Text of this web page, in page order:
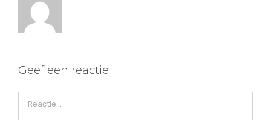
Geef een reactie
Reactie